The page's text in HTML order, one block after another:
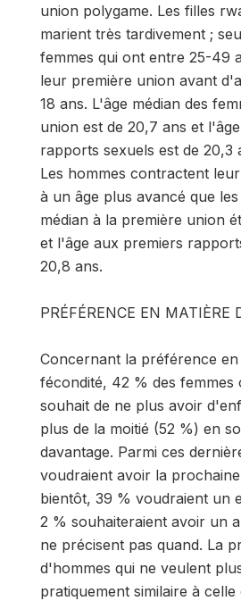
union polygame. Les filles
marient très tardivement ;
femmes qui ont entre 25-49
leur première union avant
18 ans. L'âge médian des
union est de 20,7 ans et
rapports sexuels est de 20,3
Les hommes contractent
à un âge plus avancé que
médian à la première union
et l'âge aux premiers
20,8 ans.
PRÉFÉRENCE EN MATIÈRE
Concernant la préférence en
fécondité, 42 % des femmes
souhait de ne plus avoir
plus de la moitié (52 %) en
davantage. Parmi ces
voudraient avoir la
bientôt, 39 % voudraient un
2 % souhaiteraient avoir un
ne précisent pas quand. La
d'hommes qui ne veulent
pratiquement similaire à